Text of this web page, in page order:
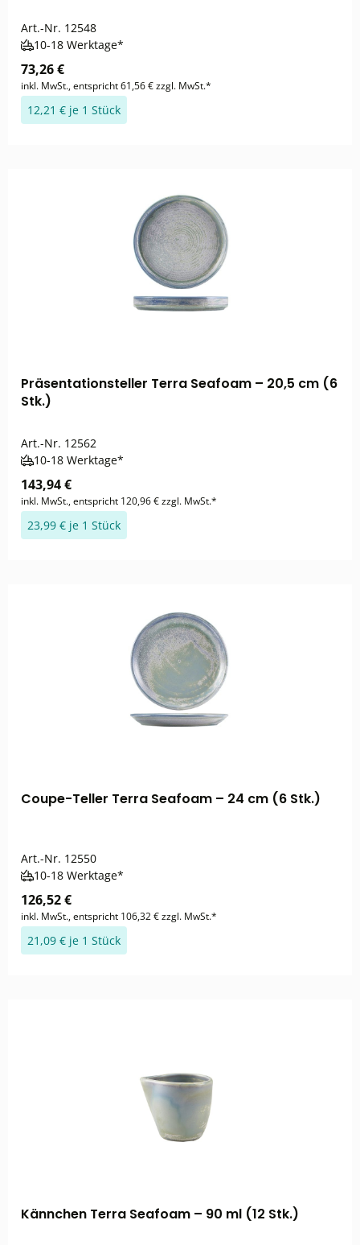
Art.-Nr. 12548
10-18 Werktage*
73,26 €
inkl. MwSt., entspricht 61,56 € zzgl. MwSt.*
12,21 € je 1 Stück
Präsentationsteller Terra Seafoam – 20,5 cm (6
Stk.)
Art.-Nr. 12562
10-18 Werktage*
143,94 €
inkl. MwSt., entspricht 120,96 € zzgl. MwSt.*
23,99 € je 1 Stück
Coupe-Teller Terra Seafoam – 24 cm (6 Stk.)
Art.-Nr. 12550
10-18 Werktage*
126,52 €
inkl. MwSt., entspricht 106,32 € zzgl. MwSt.*
21,09 € je 1 Stück
Kännchen Terra Seafoam – 90 ml (12 Stk.)